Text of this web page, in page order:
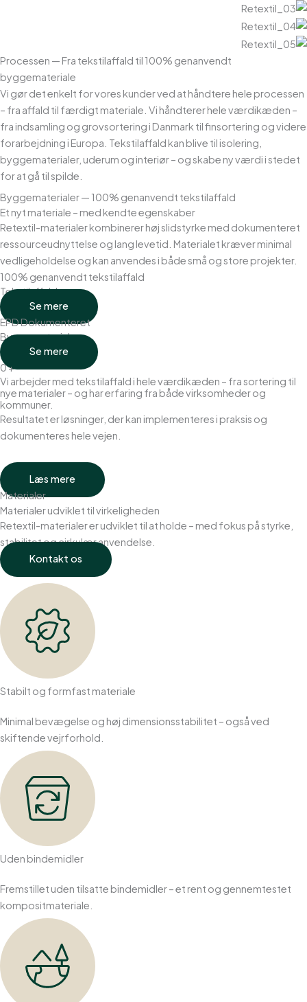
Processen — Fra tekstilaffald til 100% genanvendt
byggemateriale
Vi gør det enkelt for vores kunder ved at håndtere hele processen
– fra affald til færdigt materiale. Vi håndterer hele værdikæden –
fra indsamling og grovsortering i Danmark til finsortering og videre
forarbejdning i Europa. Tekstilaffald kan blive til isolering,
byggematerialer, uderum og interiør – og skabe ny værdi i stedet
for at gå til spilde.
Byggematerialer — 100% genanvendt tekstilaffald
Et nyt materiale – med kendte egenskaber
Retextil-materialer kombinerer høj slidstyrke med dokumenteret
ressourceudnyttelse og lang levetid. Materialet kræver minimal
vedligeholdelse og kan anvendes i både små og store projekter.
100% genanvendt tekstilaffald
Tekstilaffald
Se mere
EPD Dokumenteret
Byggemateriale
Se mere
0+
Vi arbejder med tekstilaffald i hele værdikæden – fra sortering til
nye materialer – og har erfaring fra både virksomheder og
kommuner.
Resultatet er løsninger, der kan implementeres i praksis og
dokumenteres hele vejen.
Læs mere
Materialer
Materialer udviklet til virkeligheden
Retextil-materialer er udviklet til at holde – med fokus på styrke,
stabilitet og cirkulær anvendelse.
Kontakt os
Stabilt og formfast materiale
Minimal bevægelse og høj dimensionsstabilitet – også ved
skiftende vejrforhold.
Uden bindemidler
Fremstillet uden tilsatte bindemidler – et rent og gennemtestet
kompositmateriale.